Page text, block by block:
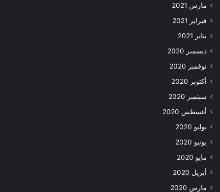
مارس 2021
فبراير 2021
يناير 2021
ديسمبر 2020
نوفمبر 2020
أكتوبر 2020
سبتمبر 2020
أغسطس 2020
يوليو 2020
يونيو 2020
مايو 2020
أبريل 2020
مارس 2020